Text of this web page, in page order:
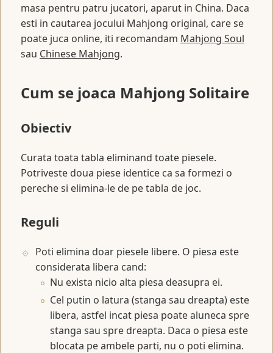
masa pentru patru jucatori, aparut in China. Daca
esti in cautarea jocului Mahjong original, care se
poate juca online, iti recomandam Mahjong Soul
sau Chinese Mahjong.
Cum se joaca Mahjong Solitaire
Obiectiv
Curata toata tabla eliminand toate piesele.
Potriveste doua piese identice ca sa formezi o
pereche si elimina-le de pe tabla de joc.
Reguli
Poti elimina doar piesele libere. O piesa este
considerata libera cand:
Nu exista nicio alta piesa deasupra ei.
Cel putin o latura (stanga sau dreapta) este
libera, astfel incat piesa poate aluneca spre
stanga sau spre dreapta. Daca o piesa este
blocata pe ambele parti, nu o poti elimina.